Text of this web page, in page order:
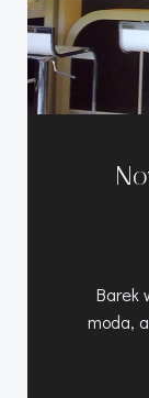
Barek
moda,